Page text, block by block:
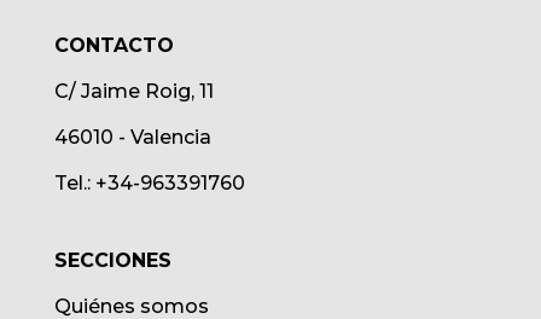
CONTACTO
C/ Jaime Roig, 11
46010 - Valencia
Tel.: +34-963391760
SECCIONES
Quiénes somos